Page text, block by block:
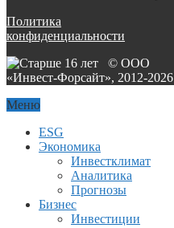
Политика
конфиденциальности
© ООО
«Инвест-Форсайт», 2012-2026
Меню
ESG
Экономика
Инвестклимат
Аналитика
Прогнозы
Бизнес
Инвестиции